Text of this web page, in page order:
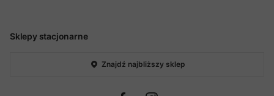
Sklepy stacjonarne
Znajdź najbliższy sklep